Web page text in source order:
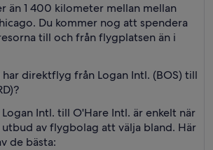
än 1 400 kilometer mellan mellan
Du kommer nog att spendera
till och från flygplatsen än i
direktflyg från Logan Intl. (BOS) till
Intl. till O'Hare Intl. är enkelt när
av flygbolag att välja bland. Här
de bästa: